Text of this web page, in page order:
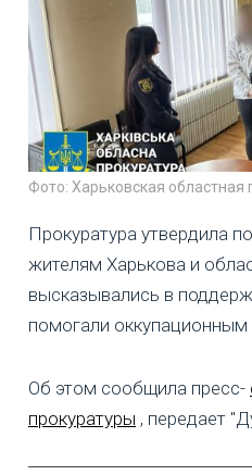
Фото: Харьковская областная
Прокуратура утвердила
жителям Харькова и
высказывались в
помогали оккупационным
Об этом сообщила пресс-
прокуратуры , передает